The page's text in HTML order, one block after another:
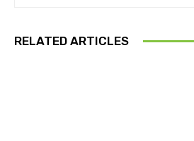
RELATED ARTICLES